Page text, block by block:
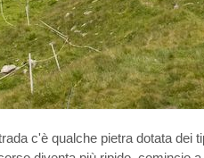
c'è qualche pietra dotata dei